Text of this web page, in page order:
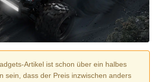
Artikel ist schon über ein halbes
sein, dass der Preis inzwischen anders